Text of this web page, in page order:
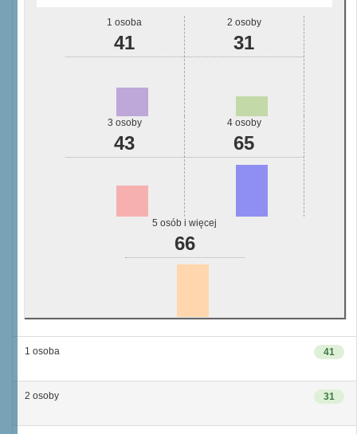
1 osoba
41
2 osoby
31
3 osoby
43
4 osoby
65
5 osób i więcej
66
41
1 osoba
31
2 osoby